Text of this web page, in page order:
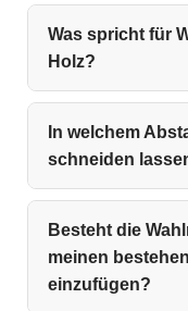
Was spricht für
Holz?
In welchem
schneiden
Besteht die
meinen
einzufügen?